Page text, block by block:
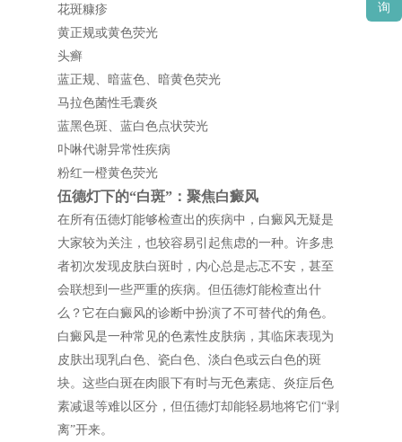
花斑糠疹
黄正规或黄色荧光
头癣
蓝正规、暗蓝色、暗黄色荧光
马拉色菌性毛囊炎
蓝黑色斑、蓝白色点状荧光
卟啉代谢异常性疾病
粉红一橙黄色荧光
伍德灯下的“白斑”：聚焦白癜风
在所有伍德灯能够检查出的疾病中，白癜风无疑是
大家较为关注，也较容易引起焦虑的一种。许多患
者初次发现皮肤白斑时，内心总是忐忑不安，甚至
会联想到一些严重的疾病。但伍德灯能检查出什
么？它在白癜风的诊断中扮演了不可替代的角色。
白癜风是一种常见的色素性皮肤病，其临床表现为
皮肤出现乳白色、瓷白色、淡白色或云白色的斑
块。这些白斑在肉眼下有时与无色素痣、炎症后色
素减退等难以区分，但伍德灯却能轻易地将它们“剥
离”开来。
询